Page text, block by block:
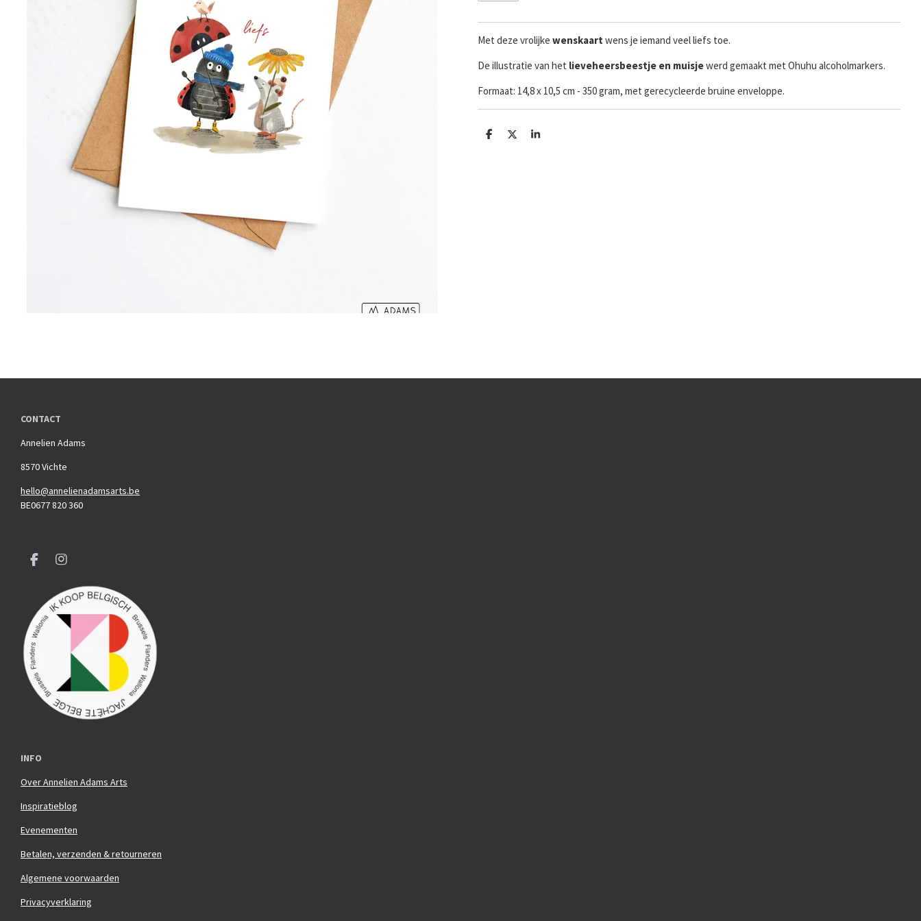
Met deze vrolijke wenskaart wens je iemand veel liefs toe.
De illustratie van het lieveheersbeestje en muisjewerd gemaakt met Ohuhu alcoholmarkers.
Formaat: 14,8 x 10,5 cm - 350 gram, met gerecycleerde bruine enveloppe.
D
D
S
CONTACT
Annelien Adams
8570 Vichte
hello@annelienadamsarts.be
BE0677 820 360
F
b
o
o
k
I
s
t
a
g
INFO
Over Annelien Adams Arts
Inspiratieblog
Evenementen
Betalen, verzenden & retourneren
Algemene voorwaarden
Privacyverklaring